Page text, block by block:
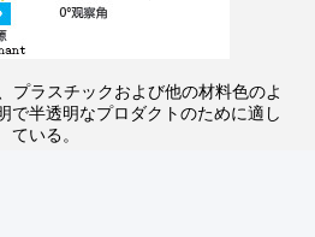
プラスチックおよび他の材料色のよ
で半透明なプロダクトのために適し
ている。